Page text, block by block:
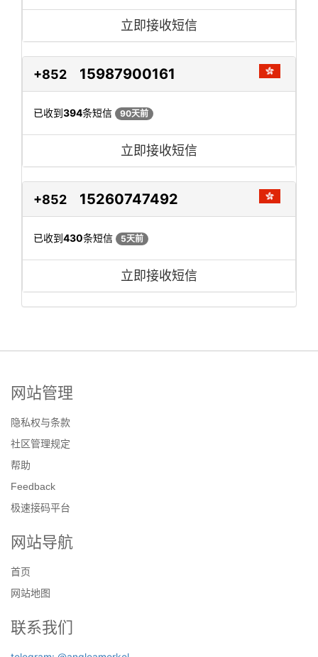
立即接收短信
+852 15987900161
已收到394条短信 90天前
立即接收短信
+852 15260747492
已收到430条短信 5天前
立即接收短信
网站管理
隐私权与条款
社区管理规定
帮助
Feedback
极速接码平台
网站导航
首页
网站地图
联系我们